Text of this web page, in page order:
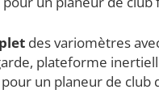
des variomètres
plateforme
un planeur de